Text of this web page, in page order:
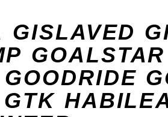
GISLAVED
GOALSTAR
GOODRIDE
GTK